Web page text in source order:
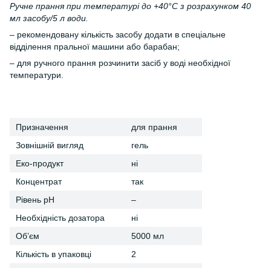
Ручне прання при температурі до +40°С з розрахунком 40
мл засобу/5 л води.
– рекомендовану кількість засобу додати в спеціальне
відділення пральної машини або барабан;
– для ручного прання розчинити засіб у воді необхідної
температури.
Призначення
для прання
Зовнішній вигляд
гель
Еко-продукт
ні
Концентрат
так
Рівень рН
–
Необхідність дозатора
ні
Об’єм
5000 мл
Кількість в упаковці
2